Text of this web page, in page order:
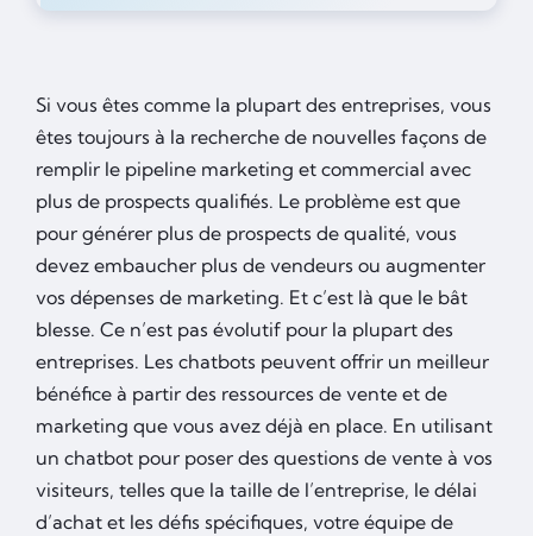
Si vous êtes comme la plupart des entreprises, vous
êtes toujours à la recherche de nouvelles façons de
remplir le pipeline marketing et commercial avec
plus de prospects qualifiés. Le problème est que
pour générer plus de prospects de qualité, vous
devez embaucher plus de vendeurs ou augmenter
vos dépenses de marketing. Et c’est là que le bât
blesse. Ce n’est pas évolutif pour la plupart des
entreprises. Les chatbots peuvent offrir un meilleur
bénéfice à partir des ressources de vente et de
marketing que vous avez déjà en place. En utilisant
un chatbot pour poser des questions de vente à vos
visiteurs, telles que la taille de l’entreprise, le délai
d’achat et les défis spécifiques, votre équipe de